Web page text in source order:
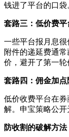
钱进了平台的口袋
套路三：低价费
一些平台报月息
附件的递延费通
价，避开了第一轮
套路四：佣金加点
低价收费平台在
解。申宝策略公开
防收割的破解方法